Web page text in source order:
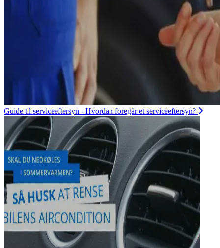
Guide til serviceeftersyn - Hvordan foregår et serviceeftersyn?